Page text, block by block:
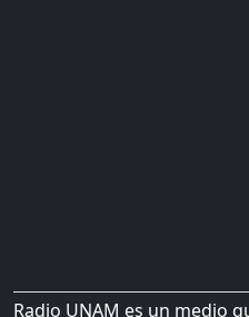
Radio UNAM es un medio